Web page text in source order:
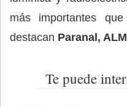
más importantes
destacan Paranal,
Te puede